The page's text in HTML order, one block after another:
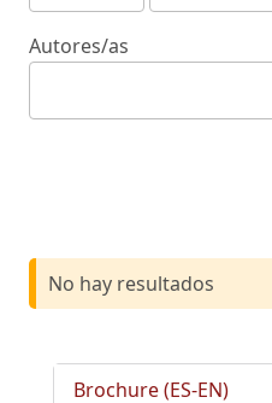
Autores/as
No hay resultados
Brochure (ES-EN)